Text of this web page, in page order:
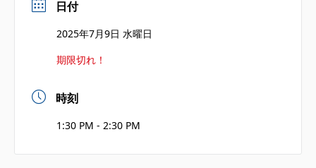
日付
2025年7月9日 水曜日
期限切れ！
時刻
1:30 PM - 2:30 PM